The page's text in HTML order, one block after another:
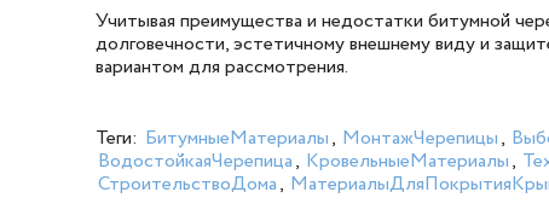
Учитывая преимущества и недостатки битумной
долговечности, эстетичному внешнему виду и
вариантом для рассмотрения.
Теги: БитумныеМатериалы, МонтажЧерепицы,
ВодостойкаяЧерепица, КровельныеМатериалы,
СтроительствоДома,